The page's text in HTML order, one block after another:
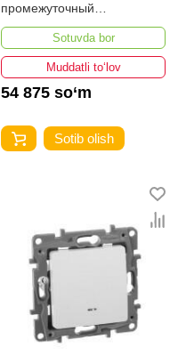
промежуточный
перекрестный Legrand Etika
IP20
Sotuvda bor
Muddatli to‘lov
54 875 so‘m
Sotib olish